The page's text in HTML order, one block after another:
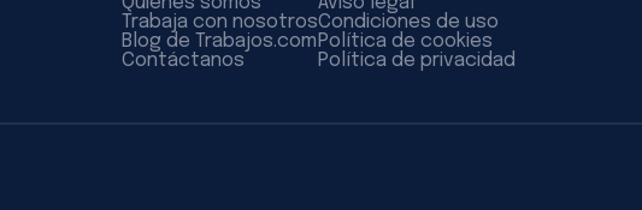
Trabaja con nosotros
Blog de Trabajos.com
Contáctanos
Condiciones de uso
Política de cookies
Política de privacidad